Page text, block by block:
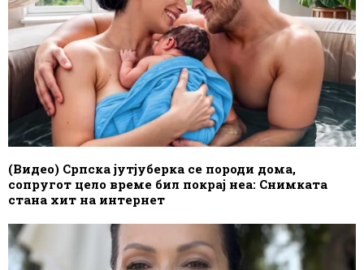
(Видео) Српска јутјуберка се породи дома,
сопругот цело време бил покрај неа: Снимката
стана хит на интернет